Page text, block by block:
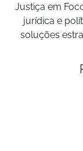
Justiça em
jurídica e
soluções